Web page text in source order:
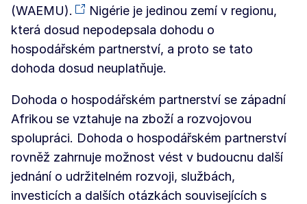
(WAEMU).
Nigérie je jedinou zemí v regionu,
která dosud nepodepsala dohodu o
hospodářském partnerství, a proto se tato
dohoda dosud neuplatňuje.
Dohoda o hospodářském partnerství se západní
Afrikou se vztahuje na zboží a rozvojovou
spolupráci. Dohoda o hospodářském partnerství
rovněž zahrnuje možnost vést v budoucnu další
jednání o udržitelném rozvoji, službách,
investicích a dalších otázkách souvisejících s